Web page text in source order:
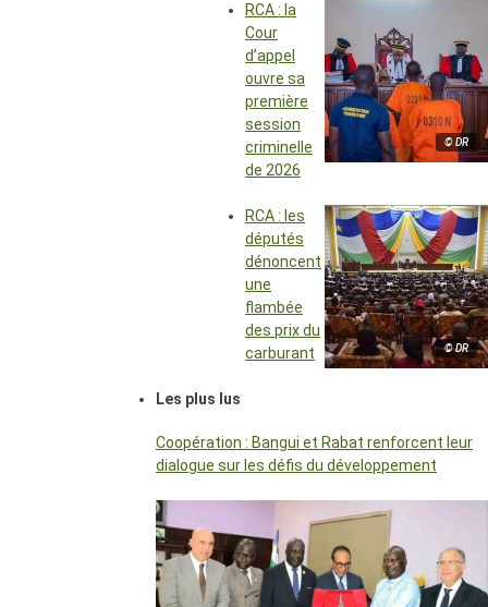
© DR
RCA : la
Cour
d’appel
ouvre sa
première
session
criminelle
de 2026
© DR
RCA : les
députés
dénoncent
une
flambée
des prix du
carburant
Les plus lus
Coopération : Bangui et Rabat renforcent leur
dialogue sur les défis du développement